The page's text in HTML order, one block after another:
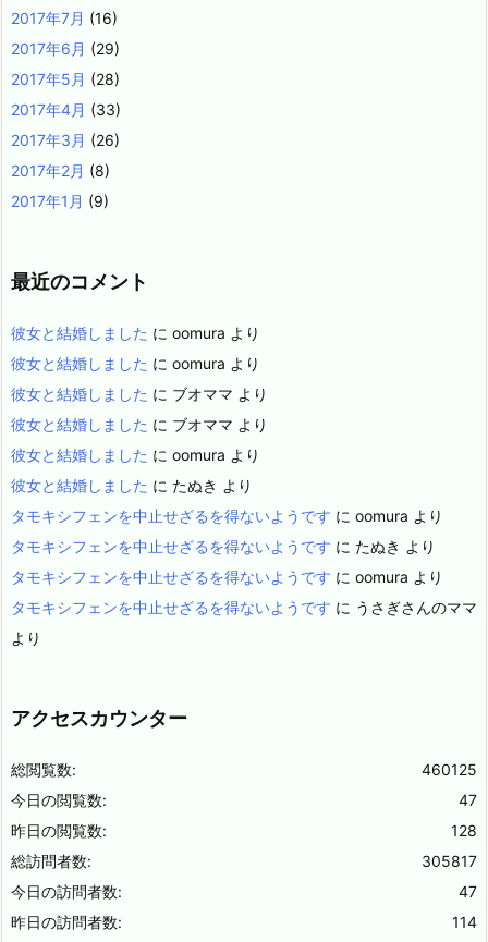
2017年7月 (16)
2017年6月 (29)
2017年5月 (28)
2017年4月 (33)
2017年3月 (26)
2017年2月 (8)
2017年1月 (9)
最近のコメント
彼女と結婚しました に oomura より
彼女と結婚しました に oomura より
彼女と結婚しました に ブオママ より
彼女と結婚しました に ブオママ より
彼女と結婚しました に oomura より
彼女と結婚しました に たぬき より
タモキシフェンを中止せざるを得ないようです に oomura より
タモキシフェンを中止せざるを得ないようです に たぬき より
タモキシフェンを中止せざるを得ないようです に oomura より
タモキシフェンを中止せざるを得ないようです に うさぎさんのママ
より
アクセスカウンター
460125
総閲覧数:
47
今日の閲覧数:
128
昨日の閲覧数:
305817
総訪問者数:
47
今日の訪問者数:
114
昨日の訪問者数: